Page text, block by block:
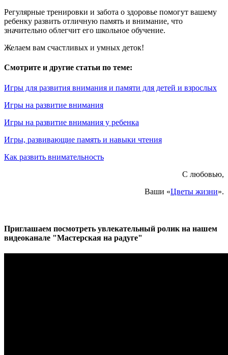
Регулярные тренировки и забота о здоровье помогут вашему
ребенку развить отличную память и внимание, что
значительно облегчит его школьное обучение.
Желаем вам счастливых и умных деток!
Смотрите и другие статьи по теме:
Игры для развития внимания и памяти для детей и взрослых
Игры на развитие внимания
Игры на развитие внимания у ребенка
Игры, развивающие память и навыки чтения
Как развить внимательность
С любовью,
Ваши «Цветы жизни».
Приглашаем посмотреть увлекательный ролик на нашем
видеоканале "Мастерская на радуге"